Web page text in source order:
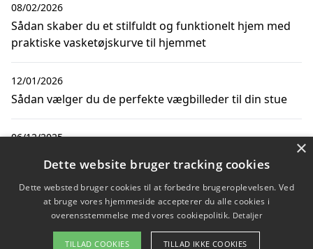
Sådan skaber du et stilfuldt og funktionelt hjem med
praktiske vasketøjskurve til hjemmet
08/02/2026
Sådan vælger du de perfekte vægbilleder til din stue
12/01/2026
badeværelseslamper til din stue
06/12/2025 ×
Dette website bruger tracking cookies
Dette websted bruger cookies til at forbedre brugeroplevelsen. Ved
at bruge vores hjemmeside accepterer du alle cookies i
overensstemmelse med vores cookiepolitik. Detaljer
TILLAD COOKIES TILLAD IKKE COOKIES